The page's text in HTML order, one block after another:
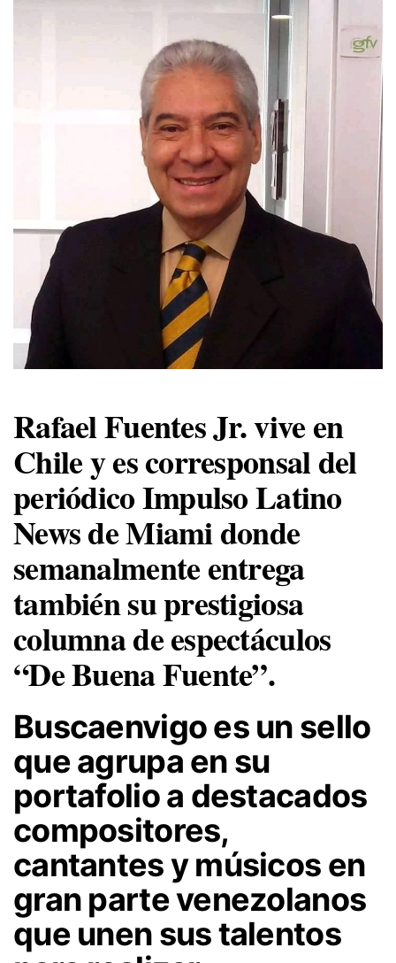
Rafael Fuentes Jr. vive en
Chile y es corresponsal del
periódico Impulso Latino
News de Miami donde
semanalmente entrega
también su prestigiosa
columna de espectáculos
“De Buena Fuente”.
Buscaenvigoes un sello
que agrupa en su
portafolio a destacados
compositores,
cantantes y músicos en
gran parte venezolanos
que unen sus talentos